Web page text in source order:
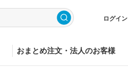
ログイン
おまとめ注文・法人のお客様